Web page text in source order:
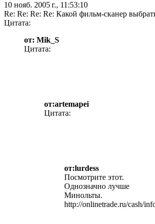
10 нояб. 2005 г., 11:53:10
Re: Re: Re: Re: Какой фильм-сканер
Цитата:
от: Mik_S
Цитата:
от:artemapei
Цитата:
от:lurdess
Посмотрите этот.
Однозначно лучше
Минольты.
http://onlinetrade.ru/cash/